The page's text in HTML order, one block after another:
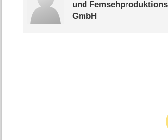
und Femsehproduktions
GmbH